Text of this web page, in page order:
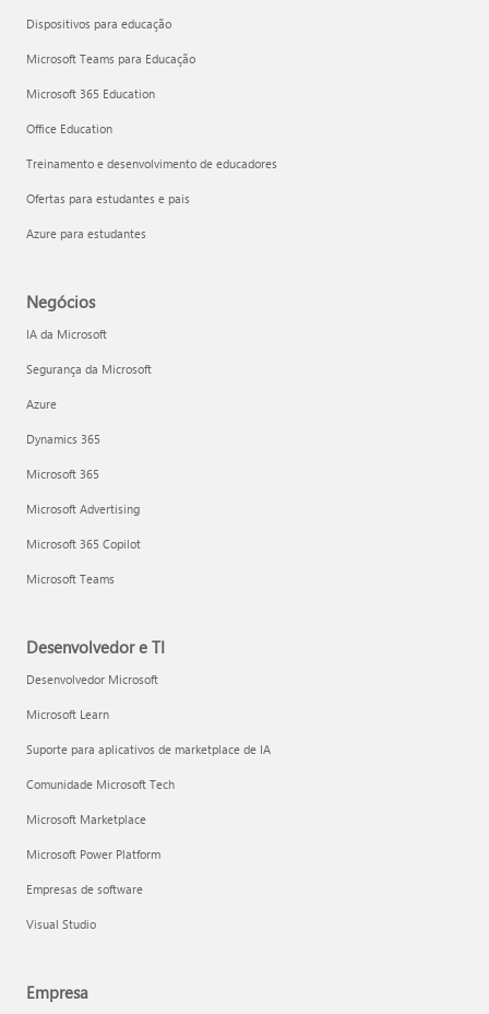
Dispositivos para educação
Microsoft Teams para Educação
Microsoft 365 Education
Office Education
Treinamento e desenvolvimento de educadores
Ofertas para estudantes e pais
Azure para estudantes
Negócios
IA da Microsoft
Segurança da Microsoft
Azure
Dynamics 365
Microsoft 365
Microsoft Advertising
Microsoft 365 Copilot
Microsoft Teams
Desenvolvedor e TI
Desenvolvedor Microsoft
Microsoft Learn
Suporte para aplicativos de marketplace de IA
Comunidade Microsoft Tech
Microsoft Marketplace
Microsoft Power Platform
Empresas de software
Visual Studio
Empresa